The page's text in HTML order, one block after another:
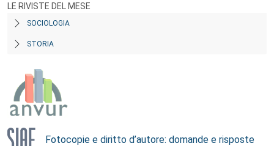
LE RIVISTE DEL MESE
SOCIOLOGIA
STORIA
Fotocopie e diritto d’autore: domande e risposte